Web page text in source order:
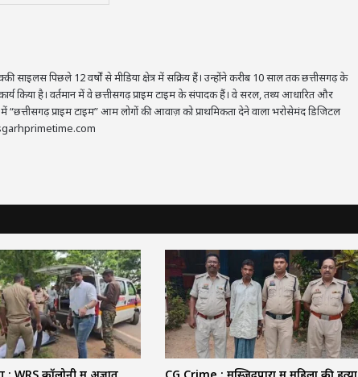
साइलस पिछले 12 वर्षों से मीडिया क्षेत्र में सक्रिय हैं। उन्होंने करीब 10 साल तक छत्तीसगढ़ के
किया है। वर्तमान में वे छत्तीसगढ़ प्राइम टाइम के संपादक हैं। वे सरल, तथ्य आधारित और
में “छत्तीसगढ़ प्राइम टाइम” आम लोगों की आवाज़ को प्राथमिकता देने वाला भरोसेमंद डिजिटल